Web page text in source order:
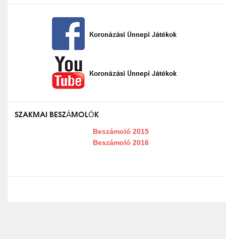
SZAKMAI BESZÁMOLÓK
Beszámoló 2015
Beszámoló 2016